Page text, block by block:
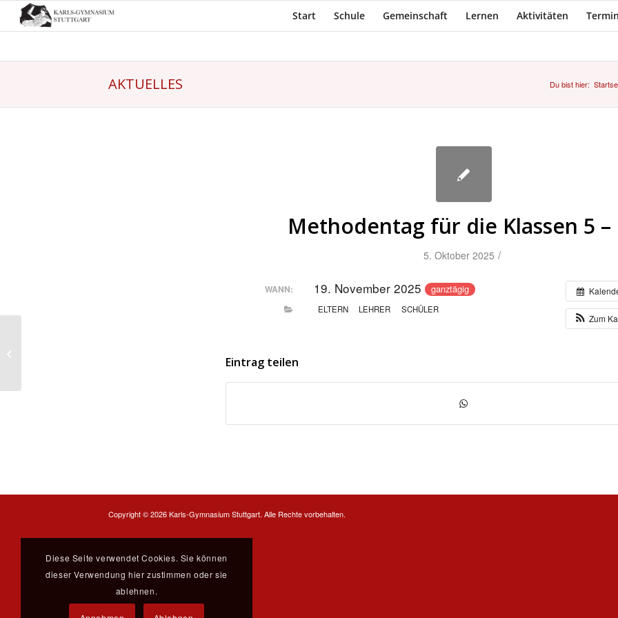
Start Schule Gemeinschaft Lernen Aktivitäten
AKTUELLES Du bist hier:
Methodentag für die Klassen 5 –
5. Oktober 2025 /
Zum
WANN: 19. November 2025 ganztägig
ELTERN LEHRER SCHÜLER
Eintrag teilen
Copyright ©2026 Karls-Gymnasium Stuttgart. Alle Rechte vorbehalten.
Diese Seite verwendet Cookies. Sie können
dieser Verwendung hier zustimmen oder sie
ablehnen.